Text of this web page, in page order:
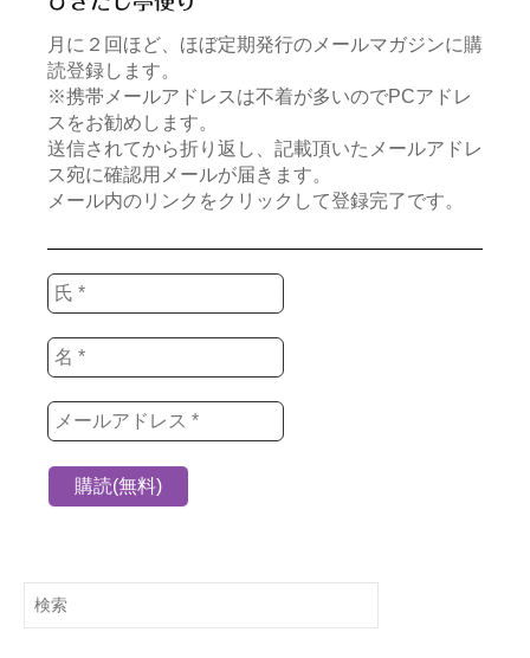
月に２回ほど、ほぼ定期発行のメールマガジンに購
読登録します。
※携帯メールアドレスは不着が多いのでPCアドレ
スをお勧めします。
送信されてから折り返し、記載頂いたメールアドレ
ス宛に確認用メールが届きます。
メール内のリンクをクリックして登録完了です。
検
索